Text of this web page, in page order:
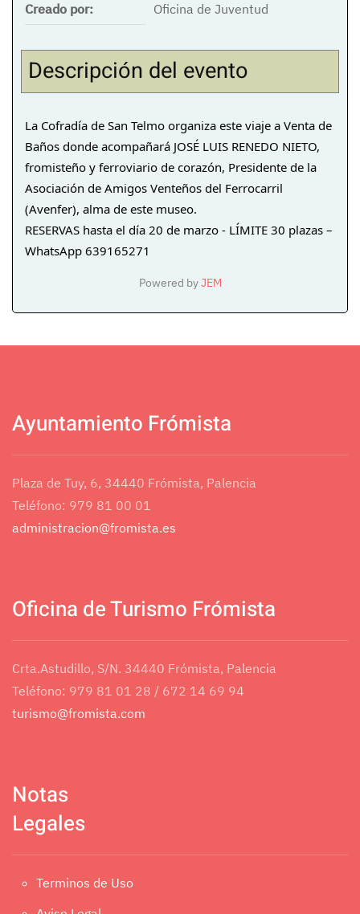
Creado por: Oficina de Juventud
Descripción del evento
La Cofradía de San Telmo organiza este viaje a Venta de
Baños donde acompañará JOSÉ LUIS RENEDO NIETO,
fromisteño y ferroviario de corazón, Presidente de la
Asociación de Amigos Venteños del Ferrocarril
(Avenfer), alma de este museo.
RESERVAS hasta el día 20 de marzo - LÍMITE 30 plazas –
WhatsApp 639165271
Powered byJEM
Ayuntamiento Frómista
Plaza de Tuy, 6, 34440 Frómista, Palencia
Teléfono: 979 81 00 01
administracion@fromista.es
Oficina de Turismo Frómista
Crta.Astudillo, S/N. 34440 Frómista, Palencia
Teléfono: 979 81 01 28 / 672 14 69 94
turismo@fromista.com
Notas
Legales
Terminos de Uso